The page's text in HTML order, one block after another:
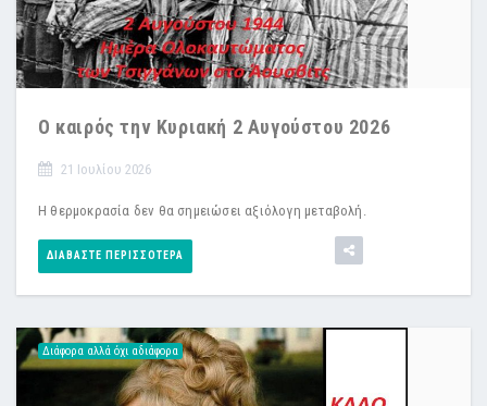
Ο καιρός την Κυριακή 2 Αυγούστου 2026
21 Ιουλίου 2026
Η θερμοκρασία δεν θα σημειώσει αξιόλογη μεταβολή.
ΔΙΑΒΆΣΤΕ ΠΕΡΙΣΣΌΤΕΡΑ
Διάφορα αλλά όχι αδιάφορα